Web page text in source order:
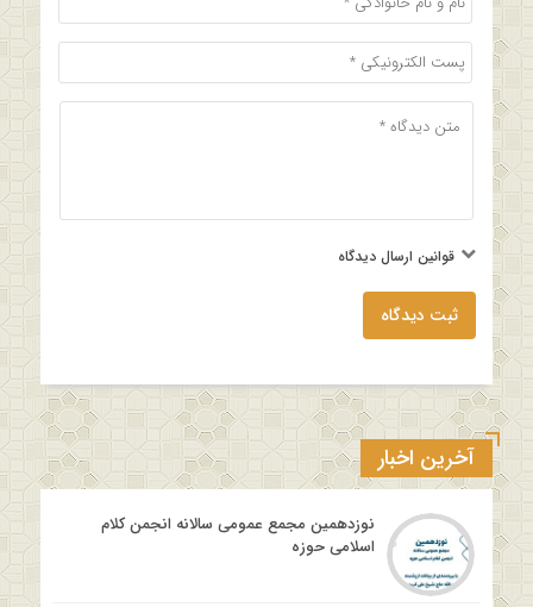
قوانین ارسال دیدگاه
ثبت دیدگاه
آخرین اخبار
نوزدهمین مجمع عمومی سالانه انجمن کلام
اسلامی حوزه